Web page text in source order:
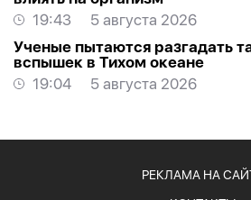
19:43
5 августа 2026
Ученые пытаются разгадать
вспышек в Тихом океане
19:04
5 августа 2026
РЕКЛАМА НА